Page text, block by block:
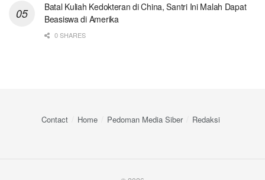
Batal Kuliah Kedokteran di China, Santri Ini Malah Dapat
Beasiswa di Amerika
0 SHARES
Contact Home Pedoman Media Siber Redaksi